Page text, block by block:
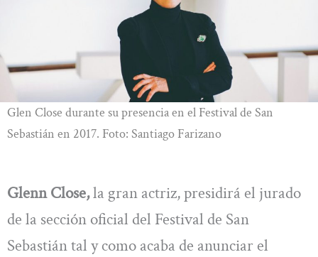
Glen Close durante su presencia en el Festival de San
Sebastián en 2017. Foto: Santiago Farizano
Glenn Close,la gran actriz, presidirá el jurado
de la sección oficial del Festival de San
Sebastián tal y como acaba de anunciar el